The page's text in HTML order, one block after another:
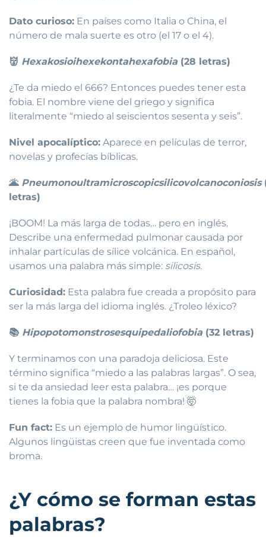
Dato curioso: En países como Italia o China, el
número de mala suerte es otro (el 17 o el 4).
👹 Hexakosioihexekontahexafobia (28 letras)
¿Te da miedo el 666? Entonces puedes tener esta
fobia. El nombre viene del griego y significa
literalmente “miedo al seiscientos sesenta y seis”.
Nivel apocalíptico: Aparece en películas de terror,
novelas y profecías bíblicas.
🌋 Pneumonoultramicroscopicsilicovolcanoconiosis
letras)
¡BOOM! La más larga de todas… pero en inglés.
Describe una enfermedad pulmonar causada por
inhalar partículas de sílice volcánica. En español,
usamos una palabra más simple: silicosis.
Curiosidad: Esta palabra fue creada a propósito para
ser la más larga del idioma inglés. ¿Troleo léxico?
📚 Hipopotomonstrosesquipedaliofobia (32 letras)
Y terminamos con una paradoja deliciosa. Este
término significa “miedo a las palabras largas”. O sea,
si te da ansiedad leer esta palabra… ¡es porque
tienes la fobia que la palabra nombra! 🤯
Fun fact: Es un ejemplo de humor lingüístico.
Algunos lingüistas creen que fue inventada como
broma.
¿Y cómo se forman estas
palabras?